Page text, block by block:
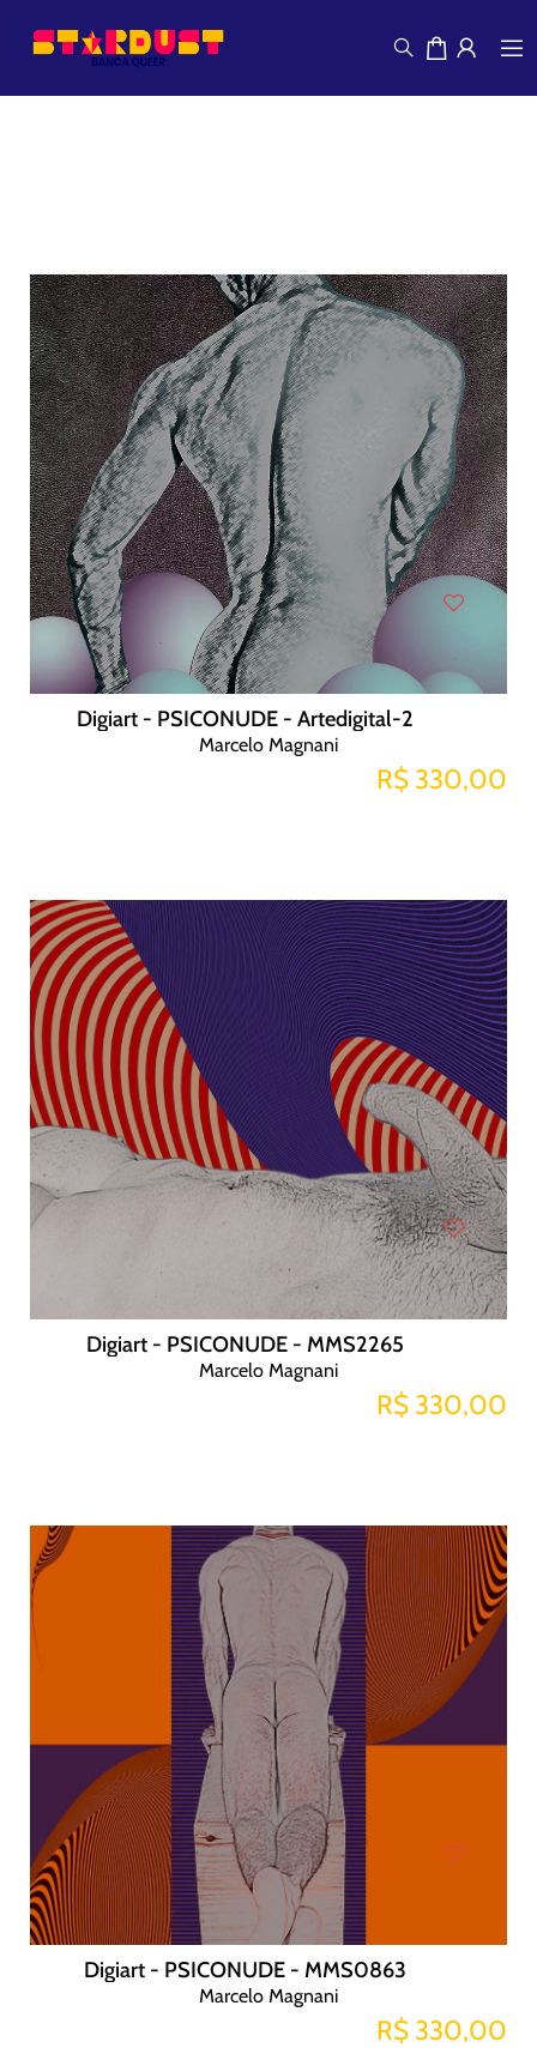
Marcelo Magnani
Digiart - PSICONUDE - Artedigital-2
Marcelo Magnani
R$ 330,00
Digiart - PSICONUDE - MMS2265
Marcelo Magnani
R$ 330,00
Digiart - PSICONUDE - MMS0863
Marcelo Magnani
R$ 330,00